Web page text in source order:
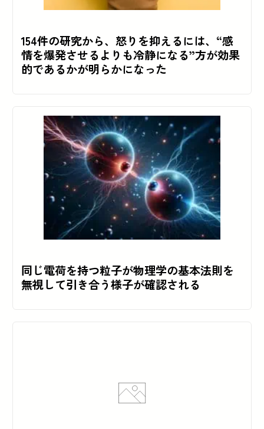
154件の研究から、怒りを抑えるには、“感
情を爆発させるよりも冷静になる”方が効果
的であるかが明らかになった
同じ電荷を持つ粒子が物理学の基本法則を
無視して引き合う様子が確認される